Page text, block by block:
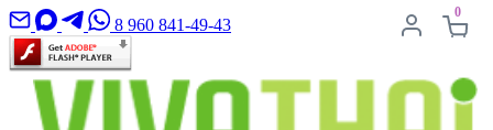
8 960 841-49-43
0